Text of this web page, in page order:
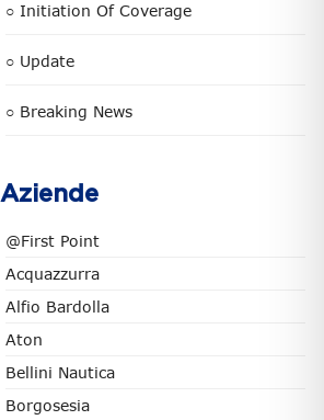
○ Initiation Of Coverage
○ Update
○ Breaking News
Aziende
@First Point
Acquazzurra
Alfio Bardolla
Aton
Bellini Nautica
Borgosesia